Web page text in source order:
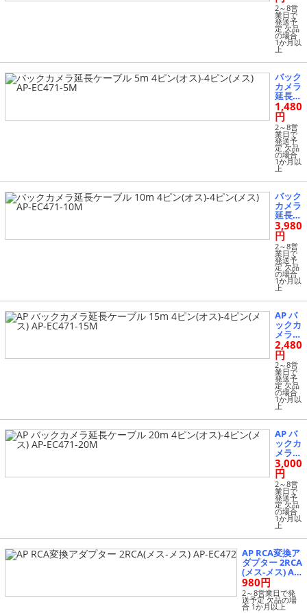
式 水
槽や噴
水に霧
を発生
させ、
幻想的
な雰囲
気に A
P-TH4
27-SI
2～8営
業日で
発送予
定 欠品
の場合
1か月以
上
バック
カメラ
延長ケ
ーブル
5m 4
ピン
(オス)-
4ピン
(メス)
AP-EC
471-5
M
1,480
円
2～8営
業日で
発送予
定 欠品
の場合
1か月以
上
バック
カメラ
延長ケ
ーブル
10m 4
ピン
(オス)-
4ピン
(メス)
AP-EC
471-10
M
3,980
円
2～8営
業日で
発送予
定 欠品
の場合
1か月以
上
AP バ
ックカ
メラ延
長ケー
ブル 1
5m 4
ピン
(オス)-
4ピン
(メス)
AP-EC
471-15
M
2,480
円
2～8営
業日で
発送予
定 欠品
の場合
1か月以
上
AP バ
ックカ
メラ延
長ケー
ブル 2
0m 4
ピン
(オス)-
4ピン
(メス)
AP-EC
471-20
M
3,000
円
2～8営
業日で
発送予
定 欠品
の場合
1か月以
上
AP RCA変換ア
ダプター 2RCA
(メス-メス) AP-
EC472
980円
2～8営業日で発
送予定 欠品の場
合 1か月以上